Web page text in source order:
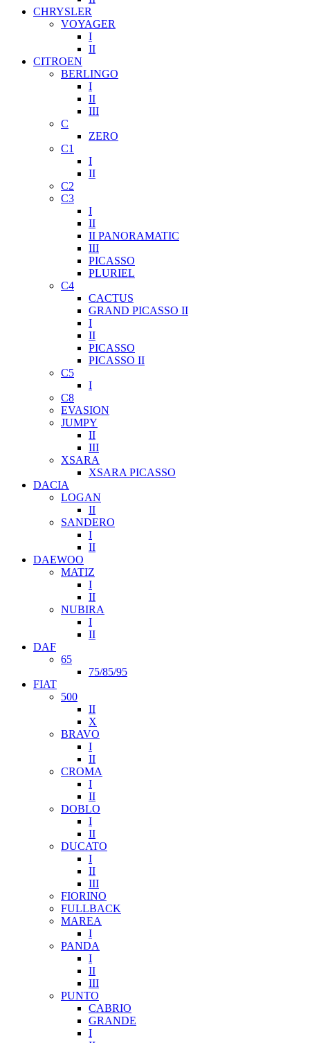
CHRYSLER
VOYAGER
I
II
CITROEN
BERLINGO
I
II
III
C
ZERO
C1
I
II
C2
C3
I
II
II PANORAMATIC
III
PICASSO
PLURIEL
C4
CACTUS
GRAND PICASSO II
I
II
PICASSO
PICASSO II
C5
I
C8
EVASION
JUMPY
II
III
XSARA
XSARA PICASSO
DACIA
LOGAN
II
SANDERO
I
II
DAEWOO
MATIZ
I
II
NUBIRA
I
II
DAF
65
75/85/95
FIAT
500
II
X
BRAVO
I
II
CROMA
I
II
DOBLO
I
II
DUCATO
I
II
III
FIORINO
FULLBACK
MAREA
I
PANDA
I
II
III
PUNTO
CABRIO
GRANDE
I